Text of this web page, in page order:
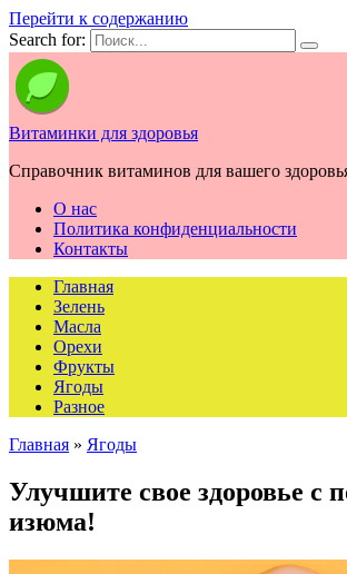
Перейти к содержанию
Search for:
Витаминки для здоровья
Справочник витаминов для вашего
О нас
Политика конфиденциальности
Контакты
Главная
Зелень
Масла
Орехи
Фрукты
Ягоды
Разное
Главная » Ягоды
Улучшите свое здоровье с
изюма!